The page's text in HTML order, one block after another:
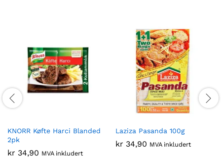
KNORR Køfte Harci Blanded
2pk
kr 34,90 MVA inkludert
Laziza Pasanda 100g
kr 34,90 MVA inkludert